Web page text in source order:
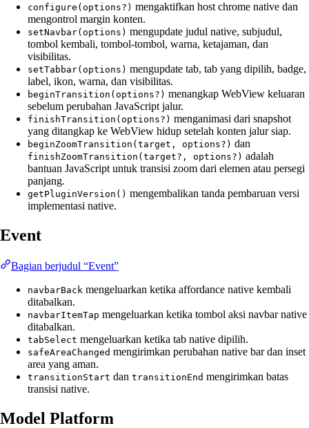
configure(options?) mengaktifkan host chrome native dan
mengontrol margin konten.
setNavbar(options) mengupdate judul native, subjudul,
tombol kembali, tombol-tombol, warna, ketajaman, dan
visibilitas.
setTabbar(options) mengupdate tab, tab yang dipilih, badge,
label, ikon, warna, dan visibilitas.
beginTransition(options?) menangkap WebView keluaran
sebelum perubahan JavaScript jalur.
finishTransition(options?) menganimasi dari snapshot
yang ditangkap ke WebView hidup setelah konten jalur siap.
beginZoomTransition(target, options?) dan
finishZoomTransition(target?, options?) adalah
bantuan JavaScript untuk transisi zoom dari elemen atau persegi
panjang.
getPluginVersion() mengembalikan tanda pembaruan versi
implementasi native.
Event
Bagian berjudul “Event”
navbarBack mengeluarkan ketika affordance native kembali
ditabalkan.
navbarItemTap mengeluarkan ketika tombol aksi navbar native
ditabalkan.
tabSelect mengeluarkan ketika tab native dipilih.
safeAreaChanged mengirimkan perubahan native bar dan inset
area yang aman.
transitionStart dan transitionEnd mengirimkan batas
transisi native.
Model Platform